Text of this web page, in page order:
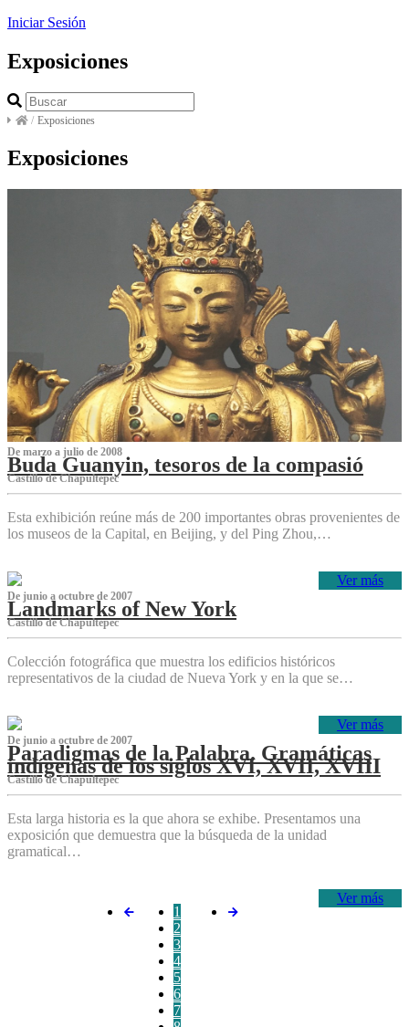
Iniciar Sesión
Exposiciones
/ Exposiciones
Exposiciones
De marzo a julio de 2008
Buda Guanyin, tesoros de la compasió
Castillo de Chapultepec
Esta exhibición reúne más de 200 importantes obras provenientes de
los museos de la Capital, en Beijing, y del Ping Zhou,…
Ver más
De junio a octubre de 2007
Landmarks of New York
Castillo de Chapultepec
Colección fotográfica que muestra los edificios históricos
representativos de la ciudad de Nueva York y en la que se…
Ver más
De junio a octubre de 2007
Paradigmas de la Palabra. Gramáticas
indígenas de los siglos XVI, XVII, XVIII
Castillo de Chapultepec
Esta larga historia es la que ahora se exhibe. Presentamos una
exposición que demuestra que la búsqueda de la unidad
gramatical…
Ver más
1
2
3
4
5
6
7